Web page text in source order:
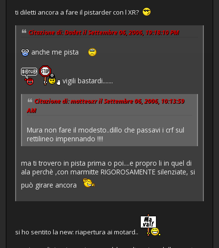
ti diletti ancora a fare il pistarder con l XR?
Citazione di: Dadet il Settembre 06, 2006, 19:18:10 PM
anche me pista
vigili bastardi.......
Citazione di: matteoxr il Settembre 06, 2006, 10:13:59
AM
Mura non fare il modesto..dillo che passavi i crf sul
rettilineo impennando !!!!
ma ti trovero in pista prima o poi....e propro li in quel di
ala perchè ,con marmitte RIGOROSAMENTE silenziate, si
può girare ancora
si ho sentito la new: riapertura ai motard..